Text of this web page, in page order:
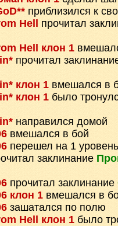
приблизился к
Hell
прочитал
Hell клон 1
прочитал
клон 1 вмешался в
клон 1 было
направился домой
вмешался в бой
перешел на 1
заклинание
прочитал заклинание
клон 1 вмешался в
зашатался по полю
Hell клон 1 было